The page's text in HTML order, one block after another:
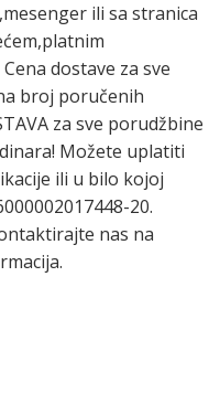
ili sa stranica
dostave za sve
broj poručenih
za sve porudžbine
Možete uplatiti
ili u bilo kojoj
20.
nas na